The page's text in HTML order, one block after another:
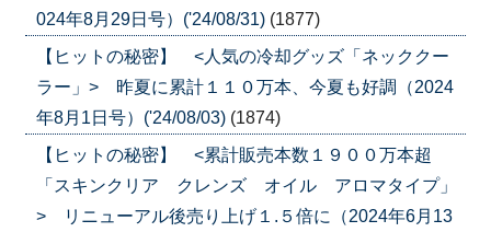
024年8月29日号）('24/08/31) (1877)
【ヒットの秘密】 <人気の冷却グッズ「ネッククー
ラー」> 昨夏に累計１１０万本、今夏も好調（2024
年8月1日号）('24/08/03) (1874)
【ヒットの秘密】 <累計販売本数１９００万本超
「スキンクリア クレンズ オイル アロマタイプ」
> リニューアル後売り上げ１.５倍に（2024年6月13